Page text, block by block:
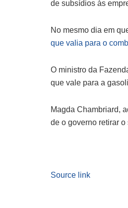
de subsídios às
No mesmo dia em
que valia para o
O ministro da
que vale para a
Magda Chambriard,
de o governo retirar o
Source link